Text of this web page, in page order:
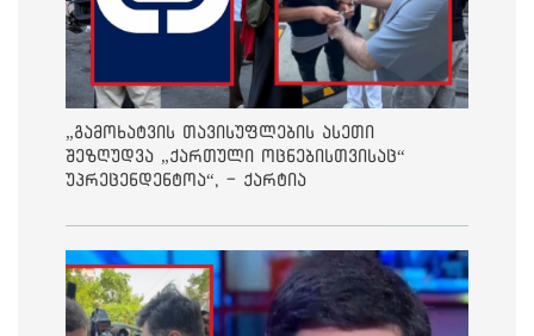
„გამოხატვის თავისუფლების ასეთი
შეზღუდვა „ქართული ოცნებისთვისაც“
უპრეცენდენტოა“, - ქარტია